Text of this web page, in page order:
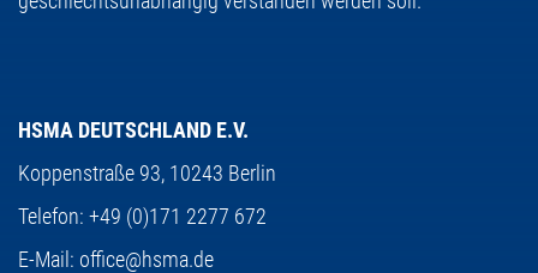
HSMA DEUTSCHLAND E.V.
Koppenstraße 93, 10243 Berlin
Telefon: +49 (0)171 2277 672
E-Mail: office@hsma.de